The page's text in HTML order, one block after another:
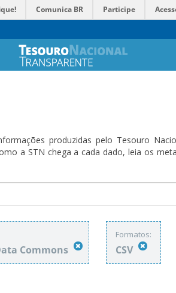
Comunica BR Participe
produzidas pelo Tesouro
a STN chega a cada dado, leia os
Commons
Formatos:
CSV